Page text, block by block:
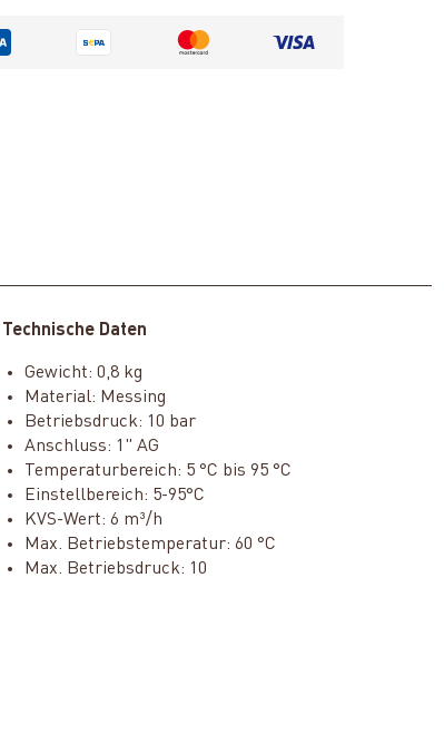
Technische Daten
Gewicht: 0,8 kg
Material: Messing
Betriebsdruck: 10 bar
Anschluss: 1" AG
Temperaturbereich: 5 °C bis 95 °C
Einstellbereich: 5-95°C
KVS-Wert: 6 m³/h
Max. Betriebstemperatur: 60 °C
Max. Betriebsdruck: 10